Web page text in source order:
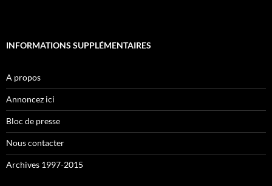
INFORMATIONS SUPPLÉMENTAIRES
A propos
Annoncez ici
Bloc de presse
Nous contacter
Archives 1997-2015